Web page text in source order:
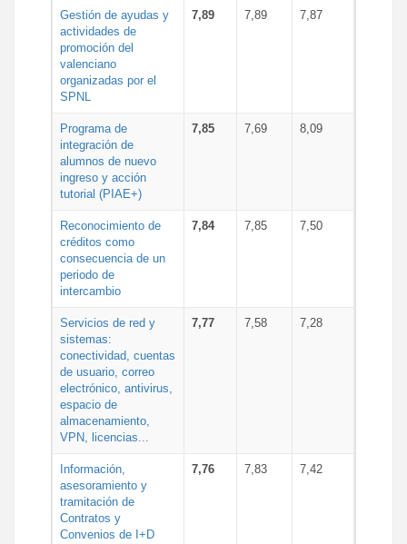
Gestión de ayudas y
actividades de
promoción del
valenciano
organizadas por el
SPNL
7,89 7,89 7,87
Programa de
integración de
alumnos de nuevo
ingreso y acción
tutorial (PIAE+)
7,85 7,69 8,09
Reconocimiento de
créditos como
consecuencia de un
periodo de
intercambio
7,84 7,85 7,50
Servicios de red y
sistemas:
conectividad, cuentas
de usuario, correo
electrónico, antivirus,
espacio de
almacenamiento,
VPN, licencias...
7,77 7,58 7,28
Información,
asesoramiento y
tramitación de
Contratos y
Convenios de I+D
7,76 7,83 7,42